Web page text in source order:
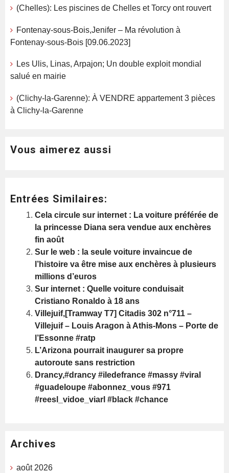
(Chelles): Les piscines de Chelles et Torcy ont rouvert
Fontenay-sous-Bois,Jenifer – Ma révolution à
Fontenay-sous-Bois [09.06.2023]
Les Ulis, Linas, Arpajon; Un double exploit mondial
salué en mairie
(Clichy-la-Garenne): À VENDRE appartement 3 pièces
à Clichy-la-Garenne
Vous aimerez aussi
Entrées Similaires:
Cela circule sur internet : La voiture préférée de
la princesse Diana sera vendue aux enchères
fin août
Sur le web : la seule voiture invaincue de
l’histoire va être mise aux enchères à plusieurs
millions d’euros
Sur internet : Quelle voiture conduisait
Cristiano Ronaldo à 18 ans
Villejuif,[Tramway T7] Citadis 302 n°711 –
Villejuif – Louis Aragon à Athis-Mons – Porte de
l’Essonne #ratp
L’Arizona pourrait inaugurer sa propre
autoroute sans restriction
Drancy,#drancy #iledefrance #massy #viral
#guadeloupe #abonnez_vous #971
#reesl_vidoe_viarl #black #chance
Archives
août 2026